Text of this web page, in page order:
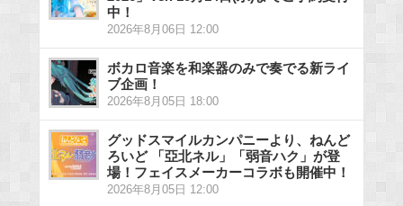
中！
2026年8月06日 12:00
ボカロ音楽を和楽器のみで奏でる新ライ
ブ企画！
2026年8月05日 18:00
グッドスマイルカンパニーより、ねんど
ろいど 「亞北ネル」「弱音ハク」が登
場！フェイスメーカーコラボも開催中！
2026年8月05日 12:00